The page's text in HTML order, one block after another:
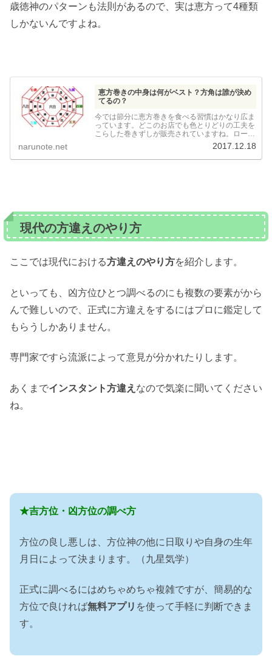
歳徳神のパターンも法則があるので、実は恵方って4種類
しかないんですよね。
恵方巻きの中身は何がベスト？方角は誰が決め
てるの？
今では節分に恵方巻きを食べる習慣はかなり広ま
っています。どこのお店でも色とりどりの工夫を
こらした巻きずしが販売されていますね。ロール
ケーキまで恵方巻きとして売られたりしていま
す。ですが、元をたどると恵方巻きの具には何が
ふさわしいのでしょう？...
narunote.net 2017.12.18
現代の方違えのやり方
ここでは現代における方違えのやり方を紹介します。
といっても、凶方位ひとつ調べるのにも複数の要素がから
んで難しいので、正式に方違えをするにはプロに鑑定して
もらうしかありません。
専門家ですら流派によって意見が分かれたりします。
あくまでインスタント方違え なので気楽に聞いてください
ね。
★吉方位・凶方位の調べ方
方位の良し悪しは、方位神の他に日取りや自身の生年
月日によって決まります。（九星気学）
正式に調べるにはめちゃめちゃ複雑ですが、簡易的な
方位で良ければ無料アプリ を使って手軽に判断できま
す。